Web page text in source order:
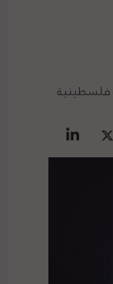
فلسطينية